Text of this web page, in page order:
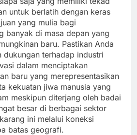
untuk berlatih dengan keras
yang mulia bagi
banyak di masa depan yang
baru. Pastikan Anda
dukungan terhadap industri
dalam menciptakan
baru yang merepresentasikan
kekuatan jiwa manusia yang
meskipun diterjang oleh badai
besar di berbagai sektor
ini melalui koneksi
batas geografi.